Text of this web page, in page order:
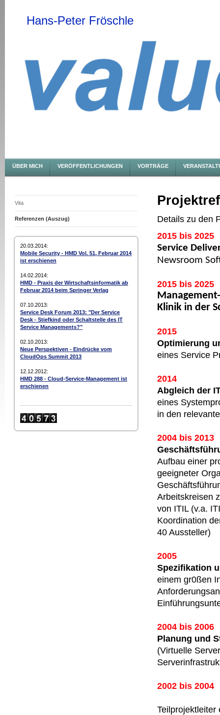
Hans-Peter Fröschle
ÜBER MICH VERÖFFENTLICHUNGEN VORTRÄGE
Vita
Referenzen (Auszug)
20.03.2014:
Mobile Security - HMD Vol. 51, Februar 2014
ist erschienen
14.02.2014:
HMD - Praxis der Wirtschaftsinformatik ab
Februar 2014 beim Springer Verlag
07.10.2013:
Service Desk Forum 2013: "Der Service
Desk - Stiefkind oder Schaltstelle des IT
Service Managements?"
02.10.2013:
Neue Perspektiven - Eindrücke vom
CloudOps Summit 2013
12.12.2012:
HMD 288 - Cloud-Service-Management ist
erschienen
Details zu den
2015 bis 2025
Service
Newsroom
2015 bis 2025
Klinik in der
2015
Optimierung
eines Service
2014
Abgleich der
eines
in den
2004 bis 2013
Aufbau einer
geeigneter
Arbeitskreisen
von ITIL (v.a.
Koordination
40 Aussteller)
2005
Spezifikation
einem gr0ßen
2004 bis 2006
Planung und
(Virtuelle
2002 bis 2004
Teilprojektleiter